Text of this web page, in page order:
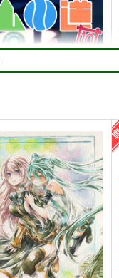
ーシュート！6
ナル 宙愛 倉戸タマ
プル カート
10
らの巣
（税込）
ん
プル 作品詳細